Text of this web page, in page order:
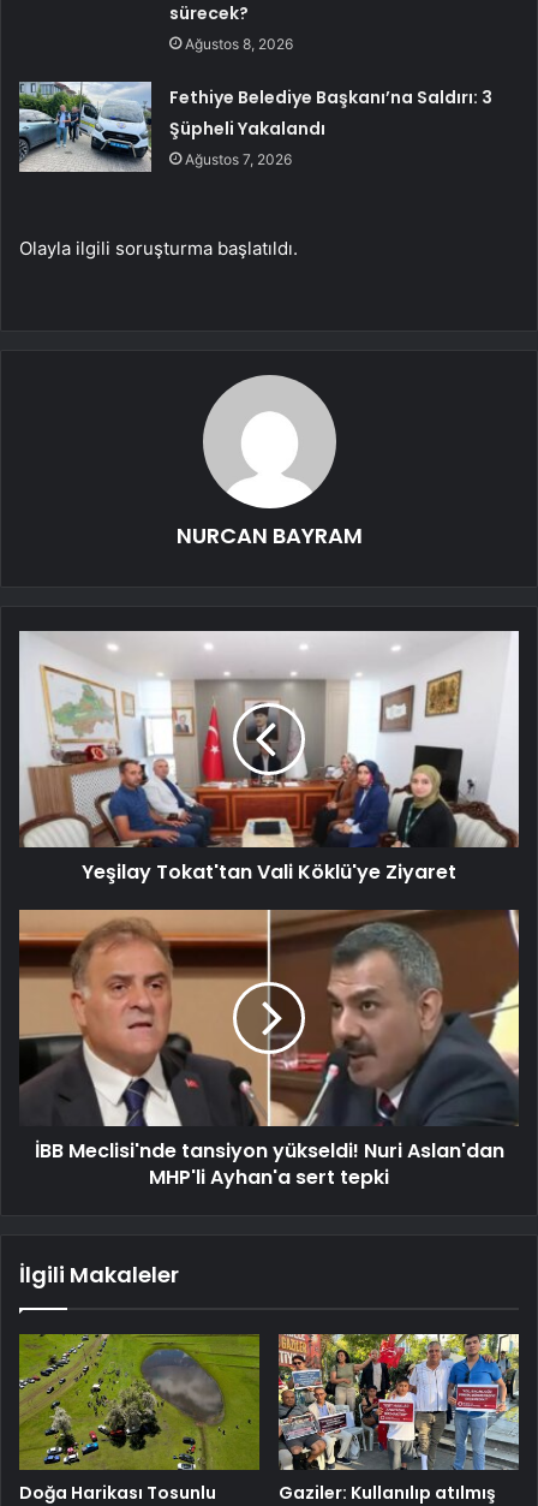
sürecek?
Ağustos 8, 2026
Fethiye Belediye Başkanı’na Saldırı: 3
Şüpheli Yakalandı
Ağustos 7, 2026
Olayla ilgili soruşturma başlatıldı.
NURCAN BAYRAM
Yeşilay Tokat'tan Vali Köklü'ye Ziyaret
İBB Meclisi'nde tansiyon yükseldi! Nuri Aslan'dan
MHP'li Ayhan'a sert tepki
İlgili Makaleler
Doğa Harikası Tosunlu
Gaziler: Kullanılıp atılmış